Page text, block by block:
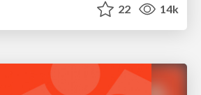
22 14k